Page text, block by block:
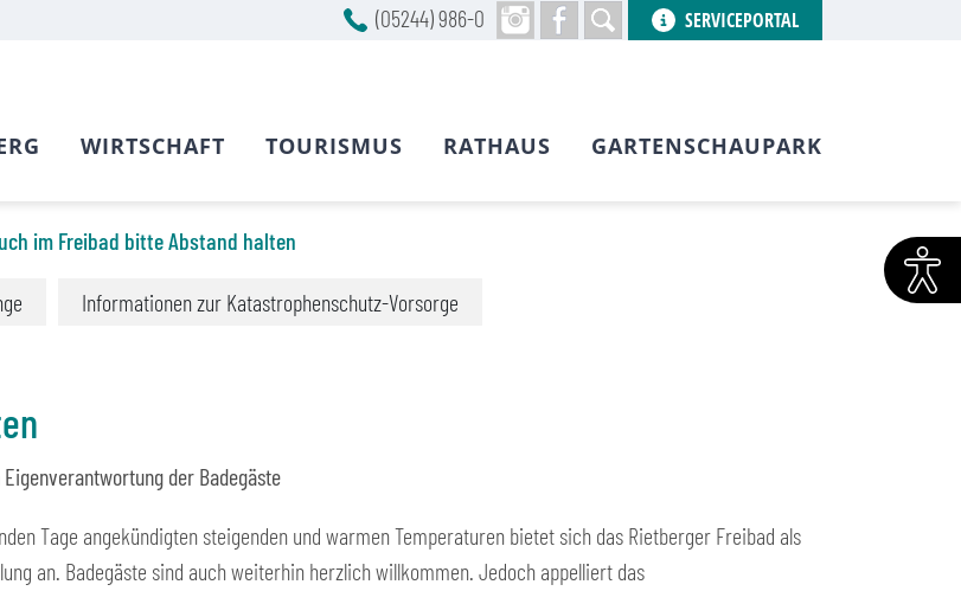
im Freibad bitte Abstand halten
Informationen zur Katastrophenschutz-Vorsorge
der Badegäste
Tage angekündigten steigenden und warmen Temperaturen bietet sich das Rietberger Freibad als
an. Badegäste sind auch weiterhin herzlich willkommen. Jedoch appelliert das
(05244) 986-0 SERVICEPORTAL
WIRTSCHAFT TOURISMUS RATHAUS GARTENSCHAUPARK